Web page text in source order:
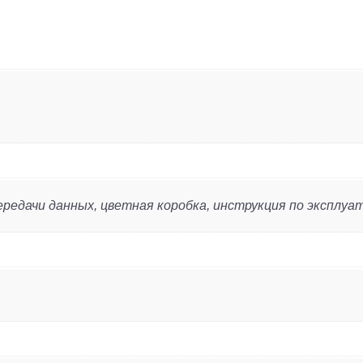
данных, цветная коробка, инструкция по